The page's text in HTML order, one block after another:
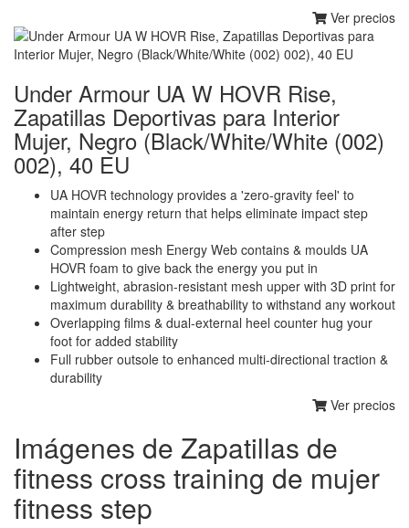
Ver precios
Under Armour UA W HOVR Rise,
Zapatillas Deportivas para Interior
Mujer, Negro (Black/White/White (002)
002), 40 EU
UA HOVR technology provides a 'zero-gravity feel' to
maintain energy return that helps eliminate impact step
after step
Compression mesh Energy Web contains & moulds UA
HOVR foam to give back the energy you put in
Lightweight, abrasion-resistant mesh upper with 3D print for
maximum durability & breathability to withstand any workout
Overlapping films & dual-external heel counter hug your
foot for added stability
Full rubber outsole to enhanced multi-directional traction &
durability
Ver precios
Imágenes de Zapatillas de
fitness cross training de mujer
fitness step